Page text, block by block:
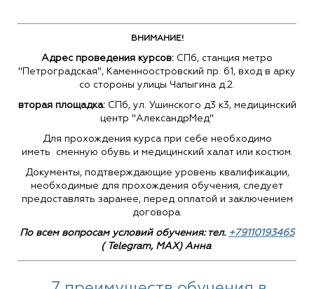
ВНИМАНИЕ!
Адрес проведения курсов: СПб, станция метро
"Петроградская", Каменноостровский пр. 61, вход в арку
со стороны улицы Чапыгина д.2.
вторая площадка: СПб, ул. Ушинского д3 к3, медицинский
центр "АлександрМед"
Для прохождения курса при себе необходимо
иметь сменную обувь и медицинский халат или костюм.
Документы, подтверждающие уровень квалификации,
необходимые для прохождения обучения, следует
предоставлять заранее, перед оплатой и заключением
договора.
По всем вопросам условий обучения: тел. +79110193465
( Telegram, MAX) Анна